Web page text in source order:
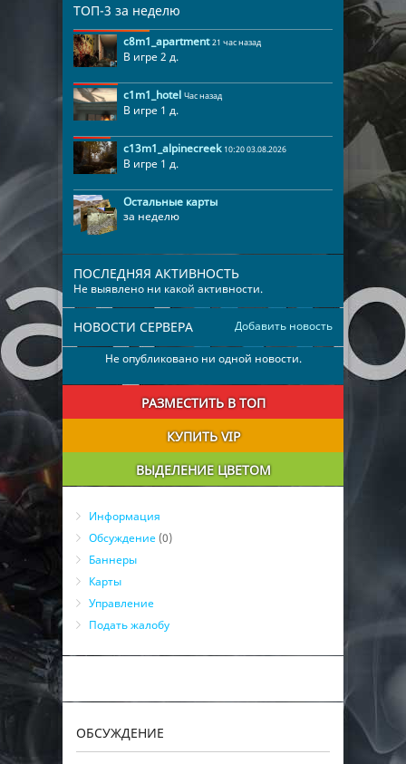
ТОП-3 за неделю
c8m1_apartment 21 час назад
В игре 2 д.
c1m1_hotel Час назад
В игре 1 д.
c13m1_alpinecreek 10:20 03.08.2026
В игре 1 д.
Остальные карты
за неделю
ПОСЛЕДНЯЯ АКТИВНОСТЬ
Не выявлено ни какой активности.
Добавить новость
НОВОСТИ СЕРВЕРА
Не опубликовано ни одной новости.
РАЗМЕСТИТЬ В ТОП
КУПИТЬ VIP
ВЫДЕЛЕНИЕ ЦВЕТОМ
Информация
Обсуждение (0)
Баннеры
Карты
Управление
Подать жалобу
ОБСУЖДЕНИЕ